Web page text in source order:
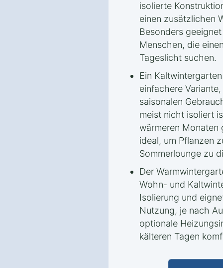
isolierte
einen zusätzlichen
Besonders
Menschen, die
Tageslicht suchen.
Ein
einfachere
saisonalen
meist nicht isoliert
wärmeren
ideal, um Pflanzen
Sommerlounge zu
Der
Wohn- und
Isolierung und
Nutzung, je nach
optionale
kälteren Tagen